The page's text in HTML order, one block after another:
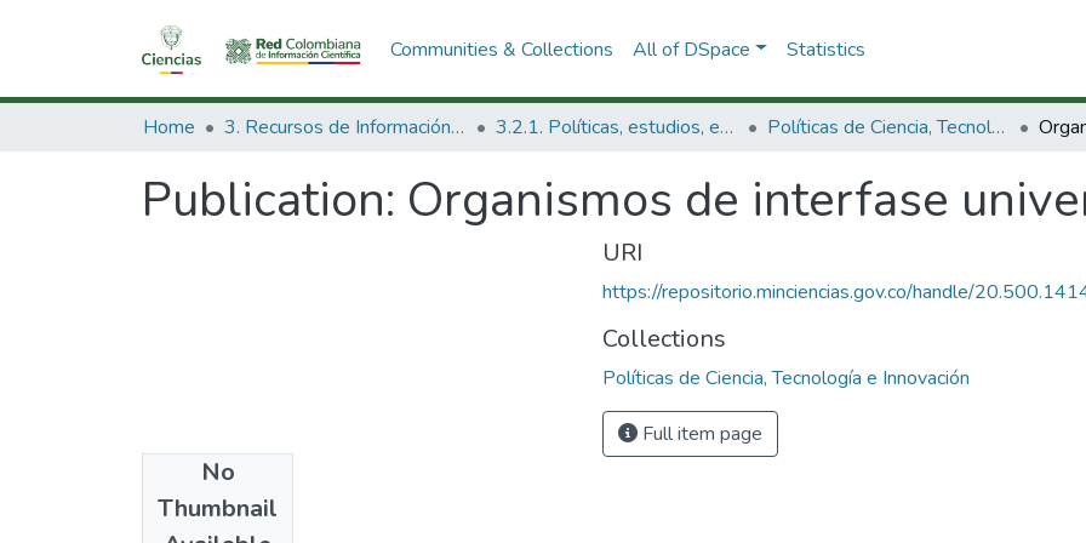
Communities & Collections All of DSpace Statistics
Home 3. Recursos de Información Científica y Tecnológica 3.2.1. Políticas, estudios, evaluaciones e indicadores de CTeI Políticas de Ciencia, Tecnología e Innovación
Publication: Organismos de interfase
No
Thumbnail
Authors
Enerst Quingles
URI
https://repositorio.minciencias.gov.co/handle/
Collections
Políticas de Ciencia, Tecnología e Innovación
Full item page